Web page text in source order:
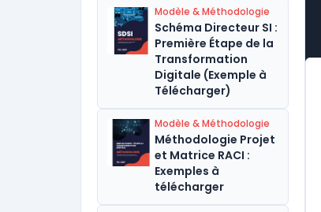
Modèle & Méthodologie
Schéma Directeur SI :
Première Étape de la
Transformation
Digitale (Exemple à
Télécharger)
Modèle & Méthodologie
Méthodologie Projet
et Matrice RACI :
Exemples à
télécharger